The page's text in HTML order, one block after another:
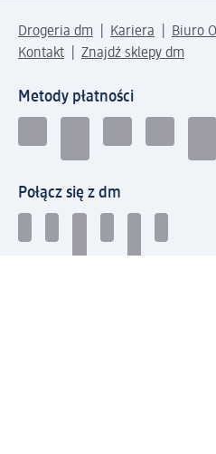
Drogeria dm Kariera
Biuro
Kontakt
Znajdź sklepy dm
Metody płatności
Połącz się z dm